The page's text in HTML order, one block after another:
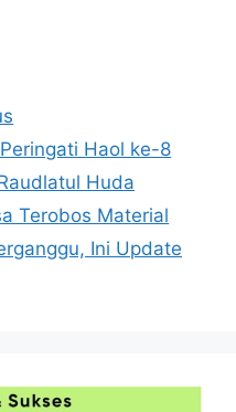
Haol ke-8
Huda
Terobos Material
Ini Update